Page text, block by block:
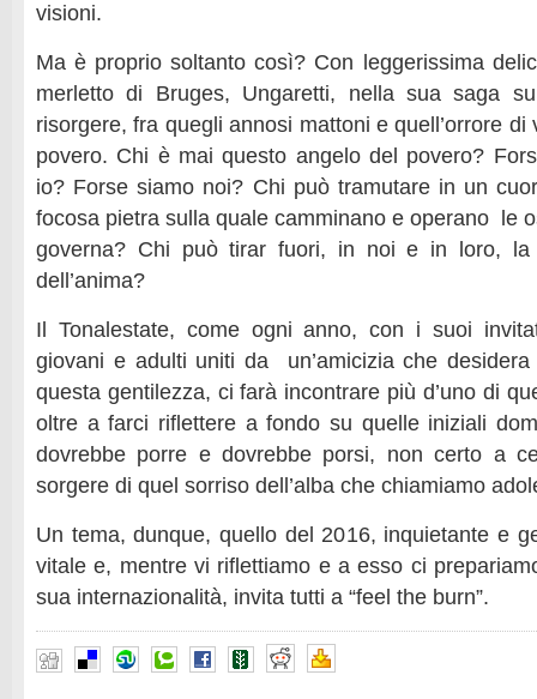
visioni.
Ma è proprio soltanto così? Con leggerissima
merletto di Bruges, Ungaretti, nella sua saga
risorgere, fra quegli annosi mattoni e quell’orrore di
povero. Chi è mai questo angelo del povero?
io? Forse siamo noi? Chi può tramutare in un
focosa pietra sulla quale camminano e operano le
governa? Chi può tirar fuori, in noi e in loro, la
dell’anima?
Il Tonalestate, come ogni anno, con i suoi
giovani e adulti uniti da un’amicizia che
questa gentilezza, ci farà incontrare più d’uno di
oltre a farci riflettere a fondo su quelle iniziali
dovrebbe porre e dovrebbe porsi, non certo a
sorgere di quel sorriso dell’alba che chiamiamo
Un tema, dunque, quello del 2016, inquietante e
vitale e, mentre vi riflettiamo e a esso ci
sua internazionalità, invita tutti a “feel the burn”.